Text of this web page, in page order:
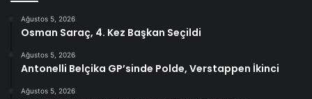
Ağustos 5, 2026
Osman Saraç, 4. Kez Başkan Seçildi
Ağustos 5, 2026
Antonelli Belçika GP’sinde Polde, Verstappen İkinci
Ağustos 5, 2026